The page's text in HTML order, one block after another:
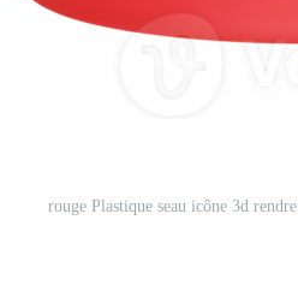
rouge Plastique seau icône 3d